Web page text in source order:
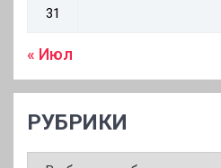
31
« Июл
РУБРИКИ